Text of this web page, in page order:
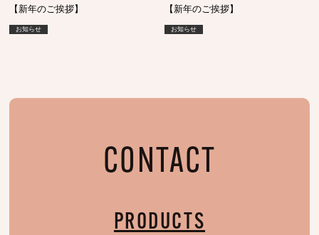
【新年のご挨拶】
お知らせ
【新年のご挨拶】
お知らせ
CONTACT
PRODUCTS